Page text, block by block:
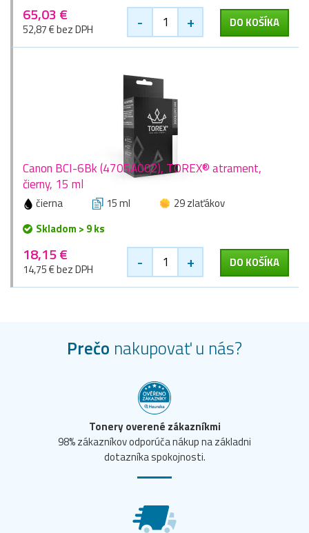
65,03 €
52,87 € bez DPH - + DO KOŠÍKA
Canon BCI-6Bk (4705A002), TOREX® atrament,
čierny, 15 ml
čierna 15 ml
29 zlaťákov
Skladom > 9 ks
18,15 €
14,75 € bez DPH - + DO KOŠÍKA
Prečo nakupovať u nás?
Tonery overené zákazníkmi
98% zákazníkov odporúča nákup na základni
dotazníka spokojnosti.